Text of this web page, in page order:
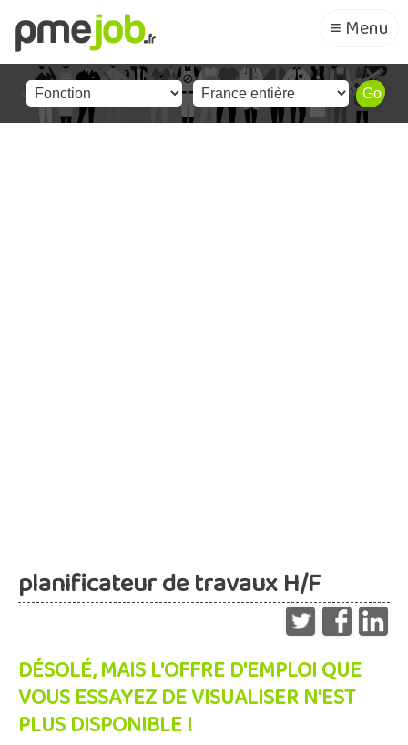
≡ Menu
planificateur de travaux H/F
DÉSOLÉ, MAIS L'OFFRE D'EMPLOI QUE
VOUS ESSAYEZ DE VISUALISER N'EST
PLUS DISPONIBLE !